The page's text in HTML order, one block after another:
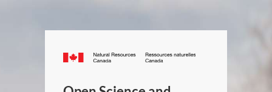
Canada.ca
/